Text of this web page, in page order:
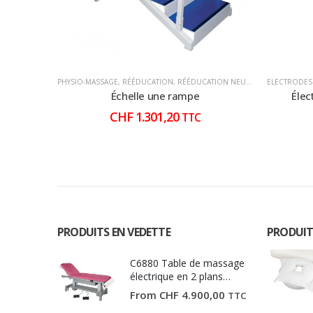
PHYSIO-MASSAGE, RÉÉDUCATION, RÉÉDUCATION NEURO
Échelle une rampe
CHF1.301,20 TTC
PRODUITS EN VEDETTE
C6880 Table de massage
électrique en 2 plans
Ecopostural
From CHF 4.900,00 TTC